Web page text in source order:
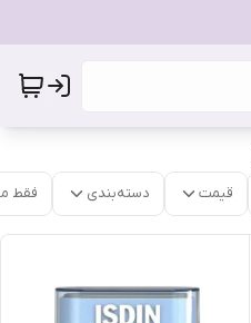
قیمت دسته‌بندی فقط